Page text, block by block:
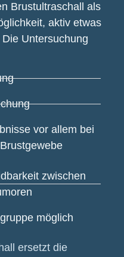
Brustultraschall als
aktiv etwas
Untersuchung
vor allem bei
zwischen
möglich
ersetzt die